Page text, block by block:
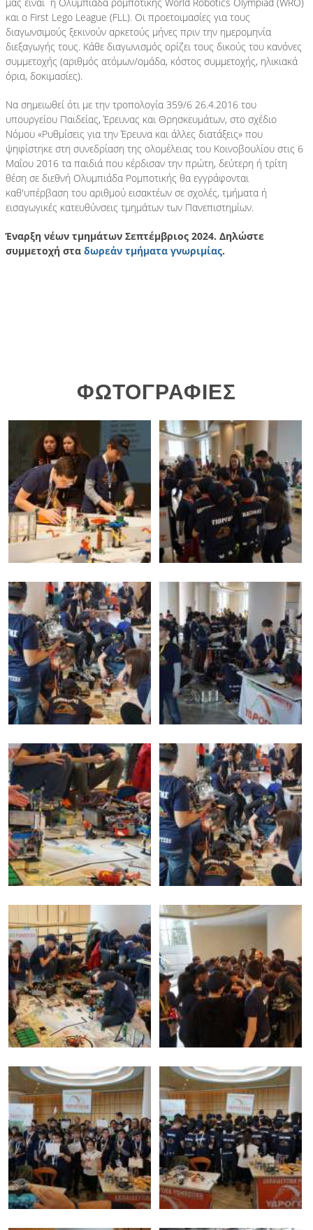
και ο First Lego League (FLL). Οι προετοιμασίες για τους
διαγωνσιμούς ξεκινούν αρκετούς μήνες πριν την ημερομηνία
διεξαγωγής τους. Κάθε διαγωνισμός ορίζει τους δικούς του κανόνες
συμμετοχής (αριθμός ατόμων/ομάδα, κόστος συμμετοχής, ηλικιακά
όρια, δοκιμασίες).
Να σημειωθεί ότι με την τροπολογία 359/6 26.4.2016 του
υπουργείου Παιδείας, Έρευνας και Θρησκευμάτων, στο σχέδιο
Νόμου «Ρυθμίσεις για την Έρευνα και άλλες διατάξεις» που
ψηφίστηκε στη συνεδρίαση της ολομέλειας του Κοινοβουλίου στις 6
Μαΐου 2016 τα παιδιά που κέρδισαν την πρώτη, δεύτερη ή τρίτη
θέση σε διεθνή Ολυμπιάδα Ρομποτικής θα εγγράφονται
καθ'υπέρβαση του αριθμού εισακτέων σε σχολές, τμήματα ή
εισαγωγικές κατευθύνσεις τμημάτων των Πανεπιστημίων.
Έναρξη νέων τμημάτων Σεπτέμβριος 2024. Δηλώστε
συμμετοχή στα δωρεάν τμήματα γνωριμίας.
ΦΩΤΟΓΡΑΦΙΕΣ